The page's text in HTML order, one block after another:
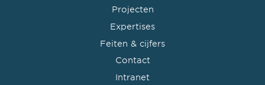
Projecten
Expertises
Feiten & cijfers
Contact
Intranet